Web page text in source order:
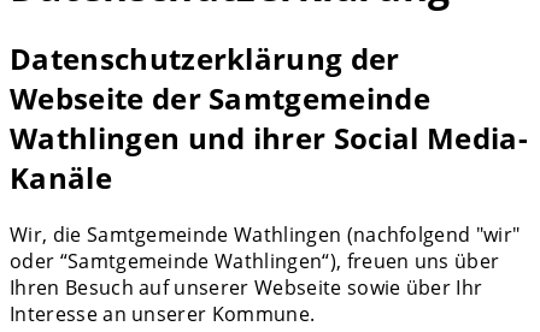
Datenschutzerklärung der
Webseite der Samtgemeinde
Wathlingen und ihrer Social Media-
Kanäle
Wir, die Samtgemeinde Wathlingen (nachfolgend "wir"
oder “Samtgemeinde Wathlingen“), freuen uns über
Ihren Besuch auf unserer Webseite sowie über Ihr
Interesse an unserer Kommune.